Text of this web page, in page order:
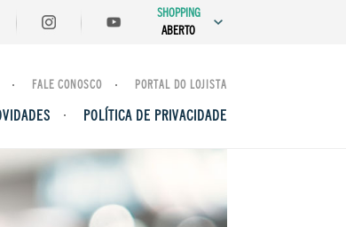
SHOPPING
ABERTO
FALE CONOSCO PORTAL DO LOJISTA
POLÍTICA DE PRIVACIDADE